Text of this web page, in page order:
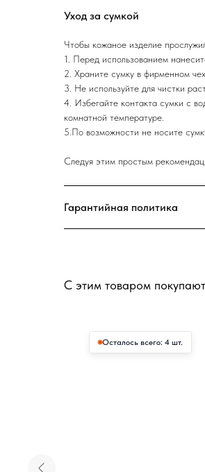
Уход за сумкой
Чтобы кожаное изделие
1. Перед использованием
2. Храните сумку в фирменном
3. Не используйте для чистки
4. Избегайте контакта сумки с
комнатной температуре.
5.По возможности не носите
Следуя этим простым
Гарантийная политика
С этим товаром покупают
Осталось всего: 4 шт.